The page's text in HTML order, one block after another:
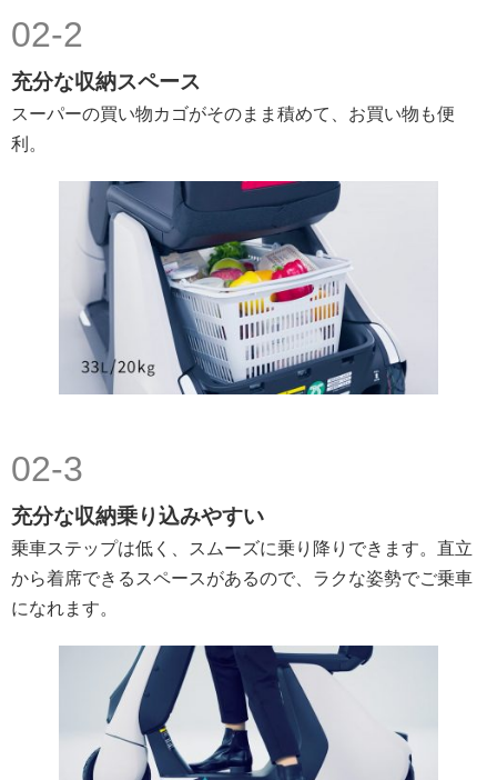
02-2
充分な収納スペース
スーパーの買い物カゴがそのまま積めて、お買い物も便
利。
02-3
充分な収納乗り込みやすい
乗車ステップは低く、スムーズに乗り降りできます。直立
から着席できるスペースがあるので、ラクな姿勢でご乗車
になれます。